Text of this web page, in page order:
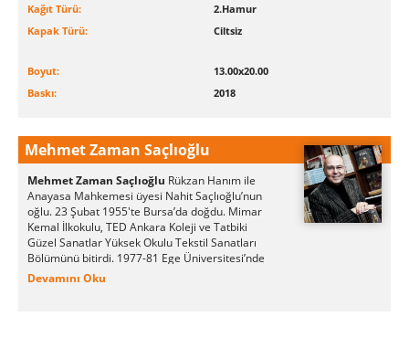
Kağıt Türü:
2.Hamur
Kapak Türü:
Ciltsiz
Boyut:
13.00x20.00
Baskı:
2018
Mehmet Zaman Saçlıoğlu
Mehmet Zaman Saçlıoğlu Rükzan Hanım ile
Anayasa Mahkemesi üyesi Nahit Saçlıoğlu’nun
oğlu. 23 Şubat 1955′te Bursa’da doğdu. Mimar
Kemal İlkokulu, TED Ankara Koleji ve Tatbiki
Güzel Sanatlar Yüksek Okulu Tekstil Sanatları
Bölümünü bitirdi. 1977-81 Ege Üniversitesi’nde
asistanlık, 1981’den sonra TGSYO’da öğr. gör. ve
Devamını Oku